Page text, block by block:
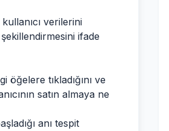
verilerini
ifade
öğelere tıkladığını ve
satın almaya ne
anı tespit